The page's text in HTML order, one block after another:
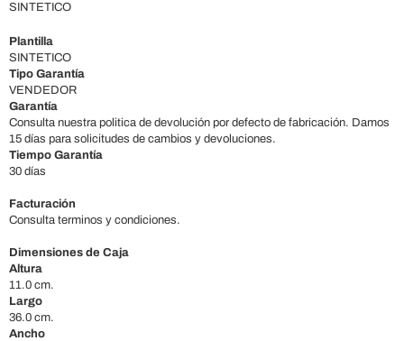
SINTETICO
Plantilla
SINTETICO
Tipo Garantía
VENDEDOR
Garantía
Consulta nuestra politica de devolución por defecto de fabricación. Damos
15 días para solicitudes de cambios y devoluciones.
Tiempo Garantía
30 días
Facturación
Consulta terminos y condiciones.
Dimensiones de Caja
Altura
11.0 cm.
Largo
36.0 cm.
Ancho